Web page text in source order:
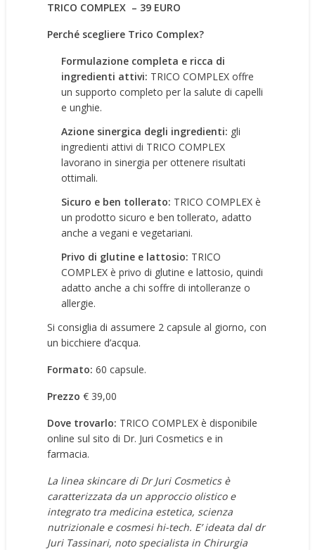
TRICO COMPLEX – 39 EURO
Perché scegliere Trico Complex?
Formulazione completa e ricca di
ingredienti attivi: TRICO COMPLEX offre
un supporto completo per la salute di capelli
e unghie.
Azione sinergica degli ingredienti: gli
ingredienti attivi di TRICO COMPLEX
lavorano in sinergia per ottenere risultati
ottimali.
Sicuro e ben tollerato: TRICO COMPLEX è
un prodotto sicuro e ben tollerato, adatto
anche a vegani e vegetariani.
Privo di glutine e lattosio: TRICO
COMPLEX è privo di glutine e lattosio, quindi
adatto anche a chi soffre di intolleranze o
allergie.
Si consiglia di assumere 2 capsule al giorno, con
un bicchiere d’acqua.
Formato: 60 capsule.
Prezzo € 39,00
Dove trovarlo: TRICO COMPLEX è disponibile
online sul sito di Dr. Juri Cosmetics e in
farmacia.
La linea skincare di Dr Juri Cosmetics è
caratterizzata da un approccio olistico e
integrato tra medicina estetica, scienza
nutrizionale e cosmesi hi-tech. E’ ideata dal dr
Juri Tassinari, noto specialista in Chirurgia